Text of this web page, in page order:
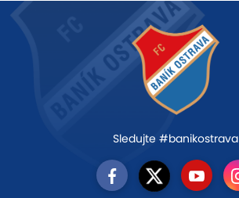
Sledujte #banikostrava